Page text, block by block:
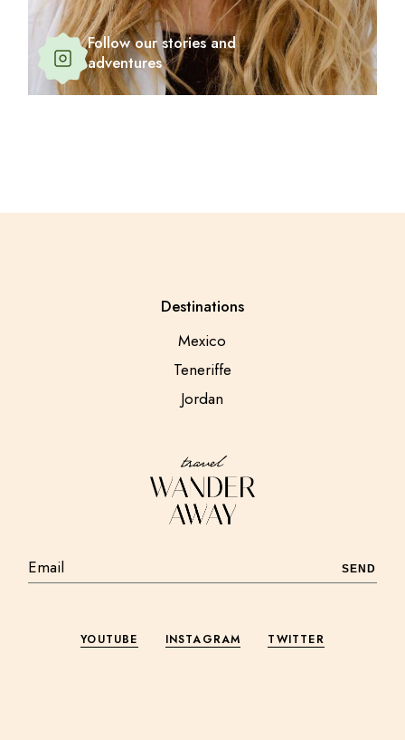
Follow our stories and
adventures
Destinations
Mexico
Teneriffe
Jordan
SEND
YOUTUBE INSTAGRAM TWITTER